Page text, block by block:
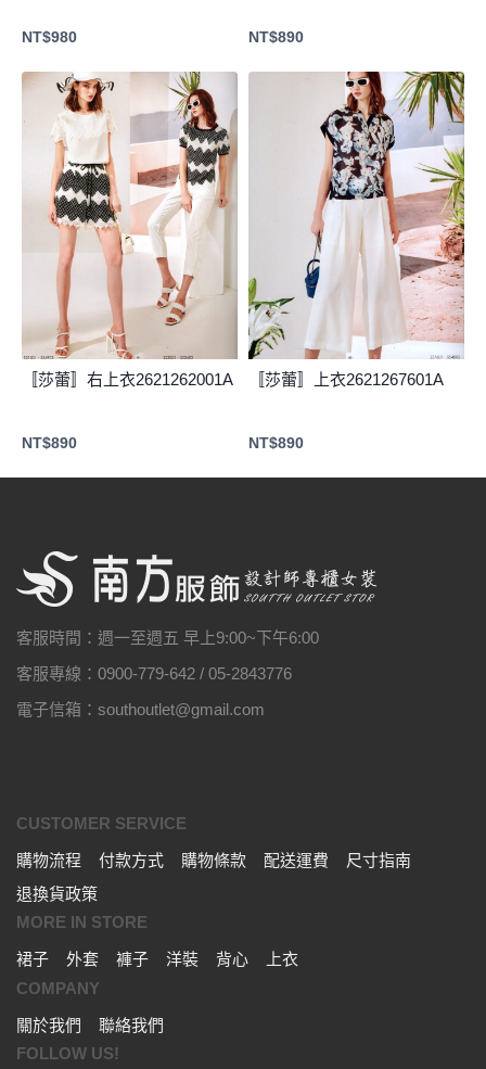
NT$980 NT$890
〚莎蕾〛右上衣2621262001A
NT$890
〚莎蕾〛上衣2621267601A
NT$890
客服時間：週一至週五 早上9:00~下午6:00
客服專線：0900-779-642 / 05-2843776
電子信箱：southoutlet@gmail.com
CUSTOMER SERVICE
購物流程
付款方式 購物條款 配送運費
尺寸指南
退換貨政策
MORE IN STORE
裙子
外套 褲子 洋裝 背心
上衣
COMPANY
關於我們
聯絡我們
FOLLOW US!